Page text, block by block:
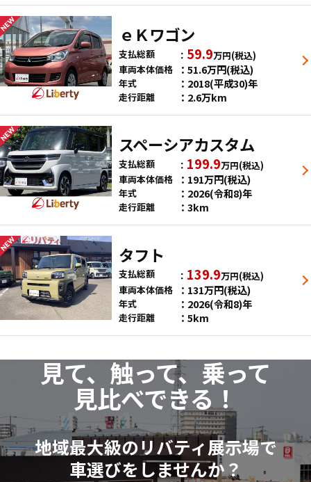
ｅＫワゴン
支払総額 59.9万円(税込)
車両本体価格
51.6万円(税込)
年式 2018(平成30)年
走行距離 2.6万km
スペーシアカスタム
支払総額 199.9万円(税込)
車両本体価格
191万円(税込)
年式 2026(令和8)年
走行距離 3km
タフト
支払総額 139.9万円(税込)
車両本体価格
131万円(税込)
年式 2026(令和8)年
走行距離 5km
見て、触って、乗って
見比べできる！
地域最大級のリバティ展示場で
車選びをしませんか？